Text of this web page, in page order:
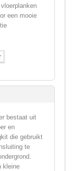
een mooie
bestaat uit
en
die gebruikt
te
kleine